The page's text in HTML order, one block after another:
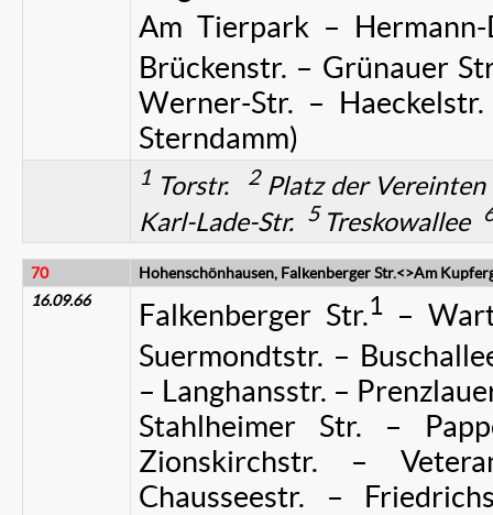
Am Tierpark – Hermann-
Brückenstr. – Grünauer
Werner-Str. –
Sterndamm)
1 Torstr. 2Platz der
Karl-Lade-Str. 5Treskowallee
70
Hohenschönhausen, Falkenberger Str.<>Am
16.09.66
Falkenberger Str.1–
Suermondtstr. –
– Langhansstr. –
Stahlheimer Str. –
Zionskirchstr. –
Chausseestr. –